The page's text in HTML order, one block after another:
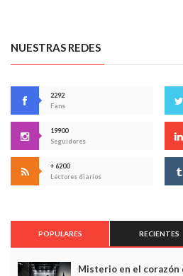
NUESTRAS REDES
2292
Fans
19900
Seguidores
+ 6200
Lectores diarios
POPULARES RECIENTES
Misterio en el corazón